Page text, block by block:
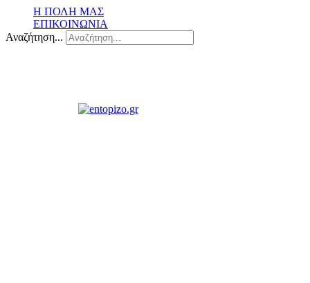
Η ΠΟΛΗ ΜΑΣ
ΕΠΙΚΟΙΝΩΝΙΑ
Αναζήτηση...